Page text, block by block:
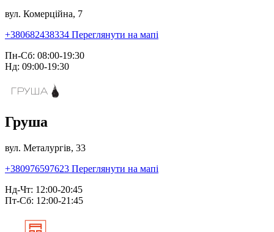
вул. Комерційна, 7
+380682438334 Переглянути на мапі
Пн-Сб: 08:00-19:30
Нд: 09:00-19:30
Груша
вул. Металургів, 33
+380976597623 Переглянути на мапі
Нд-Чт: 12:00-20:45
Пт-Сб: 12:00-21:45